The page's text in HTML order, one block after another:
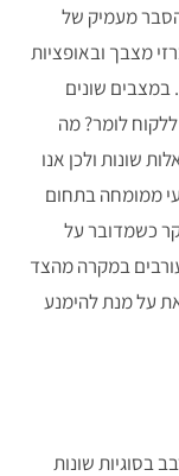
הסבר מעמיק של
מצבך ובאופציות
במצבים שונים
לומר? מה
שונות ולכן אנו
ממומחה בתחום
כשמדובר על
במקרה מהצד
על מנת להימנע
בסוגיות שונות